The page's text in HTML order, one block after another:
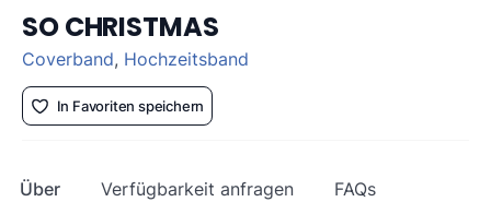
SO CHRISTMAS
Coverband, Hochzeitsband
In Favoriten speichern
Über Verfügbarkeit anfragen FAQs